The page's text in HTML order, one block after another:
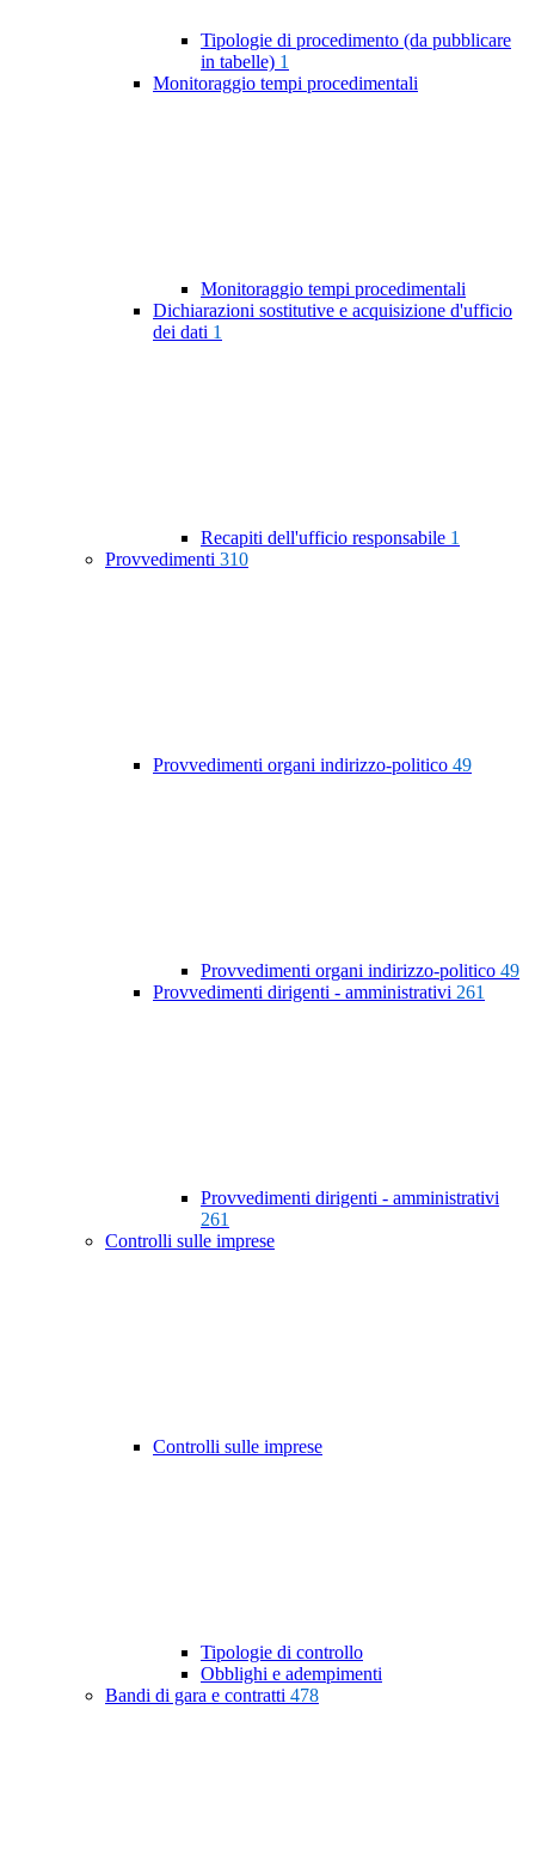
Tipologie di procedimento (da pubblicare
in tabelle) 1
Monitoraggio tempi procedimentali
Monitoraggio tempi procedimentali
Dichiarazioni sostitutive e acquisizione d'ufficio
dei dati 1
Recapiti dell'ufficio responsabile 1
Provvedimenti 310
Provvedimenti organi indirizzo-politico 49
Provvedimenti organi indirizzo-politico 49
Provvedimenti dirigenti - amministrativi 261
Provvedimenti dirigenti - amministrativi
261
Controlli sulle imprese
Controlli sulle imprese
Tipologie di controllo
Obblighi e adempimenti
Bandi di gara e contratti 478